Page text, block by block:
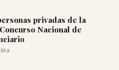
privadas de la
Nacional de